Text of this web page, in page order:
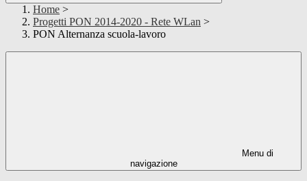
Home >
Progetti PON 2014-2020 - Rete WLan >
PON Alternanza scuola-lavoro
Menu di
navigazione